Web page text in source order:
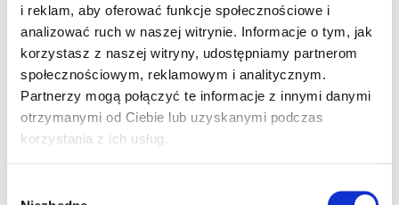
i reklam, aby oferować funkcje społecznościowe i
analizować ruch w naszej witrynie. Informacje o tym, jak
korzystasz z naszej witryny, udostępniamy partnerom
społecznościowym, reklamowym i analitycznym.
Partnerzy mogą połączyć te informacje z innymi danymi
otrzymanymi od Ciebie lub uzyskanymi podczas
korzystania z ich usług.
SKU94R125237